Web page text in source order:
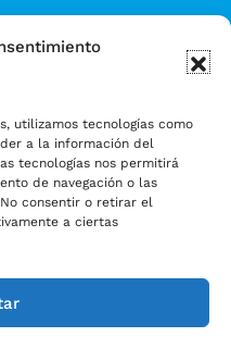
utilizamos tecnologías como
a la información del
tecnologías nos permitirá
de navegación o las
consentir o retirar el
a ciertas